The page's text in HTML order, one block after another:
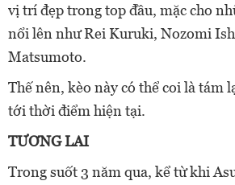
vị trí đẹp trong top đầu, mặc cho
nổi lên như Rei Kuruki, Nozomi
Matsumoto.
Thế nên, kèo này có thể coi là tám
tới thời điểm hiện tại.
TƯƠNG LAI
Trong suốt 3 năm qua, kể từ khi